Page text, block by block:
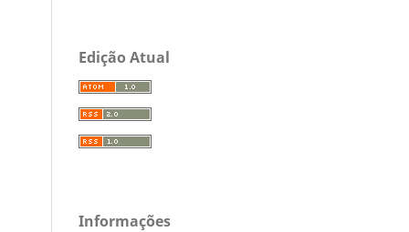
Edição Atual
Informações